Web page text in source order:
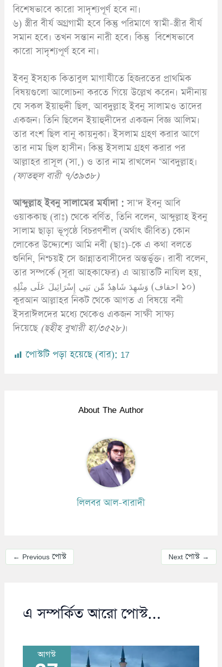
বিশেষভাবে কারো সাদৃশ্যপূর্ণ হবে না।
৬) স্ত্রীর বীর্য অগ্রগামী হবে কিন্তু পরিমাণে স্বামী-স্ত্রীর বীর্য
সমান হবে। তখন সন্তান নারী হবে। কিন্তু বিশেষভাবে
কারো সাদৃশ্যপূর্ণ হবে না।
ইবনু ইসহাক কিতাবুল মাগাযীতে হিজরতের প্রাথমিক
বিষয়গুলো আলোচনা করতে গিয়ে উল্লেখ করেন। মদীনায়
যে সকল ইয়াহুদী ছিল, আবদুল্লাহ ইবনু সালামও তাদের
একজন। তিনি ছিলেন ইয়াহুদীদের একজন বিজ্ঞ আলিম।
তার বংশ ছিল বানূ কায়নুকা। ইসলাম গ্রহণ করার আগে
তার নাম ছিল হাসীন। কিন্তু ইসলাম গ্রহণ করার পর
আল্লাহর রাসূল (সা.) ও তার নাম রাখলেন ‘আবদুল্লাহ।
(ফাতহুল বারী ৭/৩৯৩৮)
আব্দুল্লাহ ইবনু সালামের মর্যাদা : সা‘দ ইবনু আবি
ওয়াককাছ (রাঃ) থেকে বর্ণিত, তিনি বলেন, আব্দুল্লাহ ইবনু
সালাম ছাড়া ভূপৃষ্ঠে বিচরণশীল (অর্থাৎ জীবিত) কোন
লোকের উদ্দ্যেশ্যে আমি নবী (ছাঃ)-কে এ কথা বলতে
শুনিনি, নিশ্চয়ই সে জান্নাতবাসীদের অন্তর্ভুক্ত। রাবী বলেন,
তার সম্পর্কে (সূরা আহকাফের) এ আয়াতটি নাযিল হয়,
وَشَهِدَ شَاهِدٌ مِّن بَنِي إِسْرَائِيلَ عَلَى مِثْلِهِ (احقاف ১০)
কুরআন আল্লাহর নিকট থেকে আগত এ বিষয়ে বনী
ইসরাঈলদের মধ্যে থেকেও একজন সাক্ষী সাক্ষ্য
দিয়েছে (ছহীহ বুখারী হা/৩৫২৮)।
পোস্টটি পড়া হয়েছে (বার): 17
About The Author
লিলবর আল-বারাদী
← Previous পোস্ট Next পোস্ট →
এ সম্পর্কিত আরো পোস্ট...
আগস্ট